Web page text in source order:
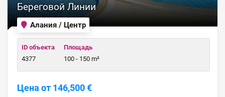
Алания / Центр
Береговой Линии
ID объекта
4377
Площадь
100 - 150 m²
Цена от 146,500 €